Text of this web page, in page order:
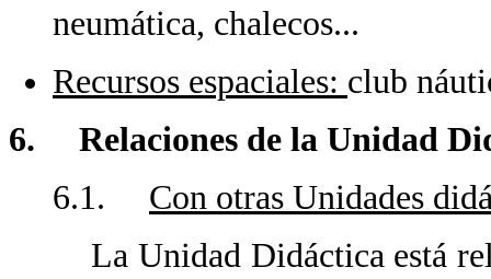
neumática, chalecos...
Recursos espaciales: club
6. Relaciones de la Unidad
6.1. Con otras Unidades
La Unidad Didáctica está